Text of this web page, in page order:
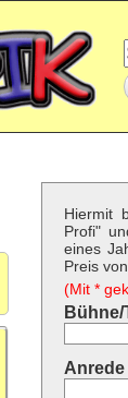
Hiermit
Profi"
eines
Preis
(Mit *